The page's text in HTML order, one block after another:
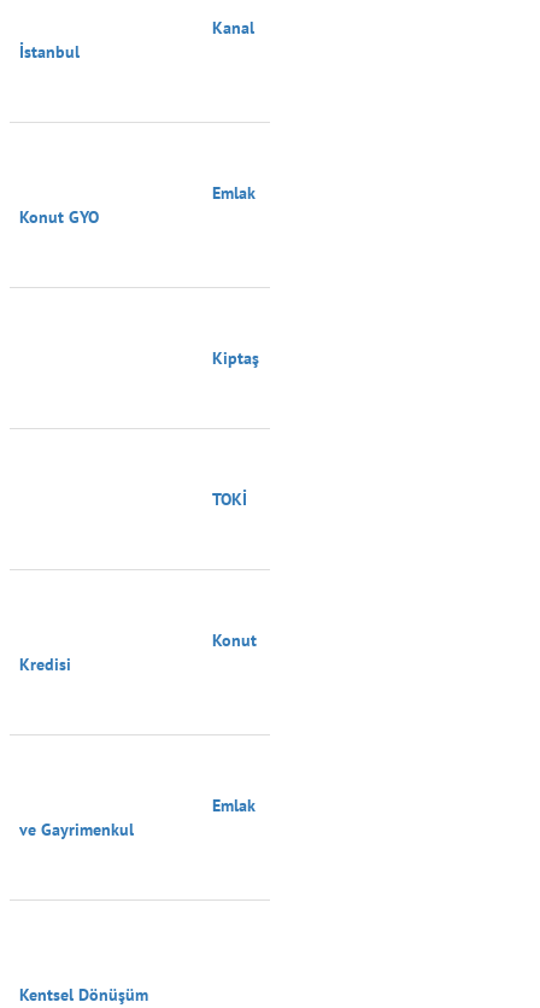
İstanbul
Konut GYO
Kredisi
ve Gayrimenkul
Kentsel Dönüşüm